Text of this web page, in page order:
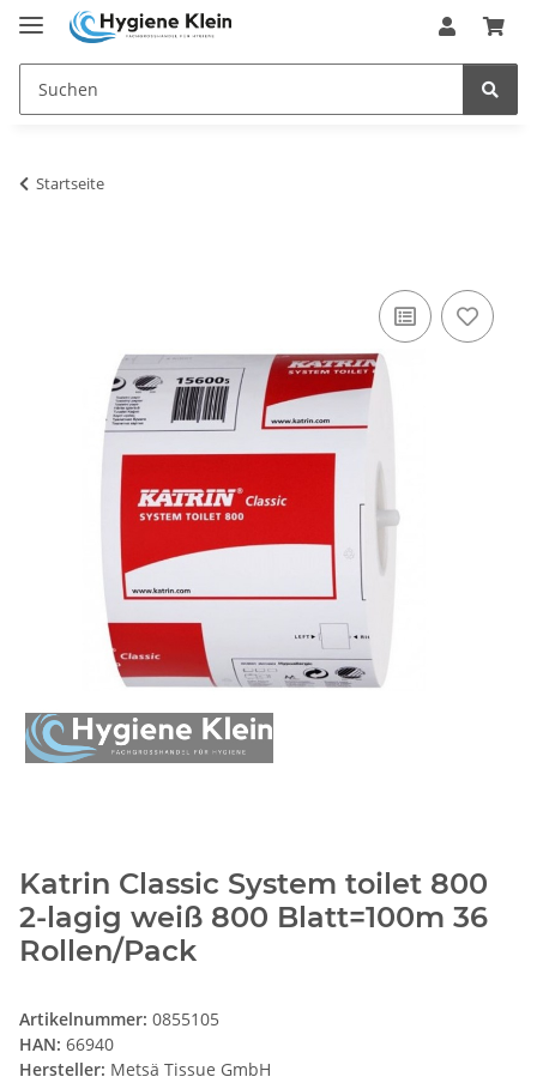
Startseite
Katrin Classic System toilet 800
2-lagig weiß 800 Blatt=100m 36
Rollen/Pack
Artikelnummer: 0855105
HAN: 66940
Hersteller: Metsä Tissue GmbH